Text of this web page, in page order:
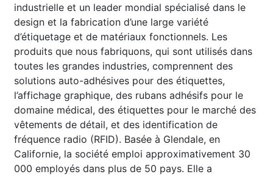
industrielle et un leader mondial spécialisé dans le
design et la fabrication d’une large variété
d’étiquetage et de matériaux fonctionnels. Les
produits que nous fabriquons, qui sont utilisés dans
toutes les grandes industries, comprennent des
solutions auto-adhésives pour des étiquettes,
l’affichage graphique, des rubans adhésifs pour le
domaine médical, des étiquettes pour le marché des
vêtements de détail, et des identification de
fréquence radio (RFID). Basée à Glendale, en
Californie, la société emploi approximativement 30
000 employés dans plus de 50 pays. Elle a